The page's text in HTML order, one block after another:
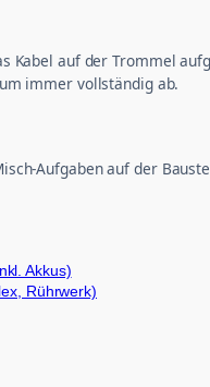
Kabel auf der Trommel
immer vollständig ab.
Aufgaben auf der
Akkus)
Rührwerk)